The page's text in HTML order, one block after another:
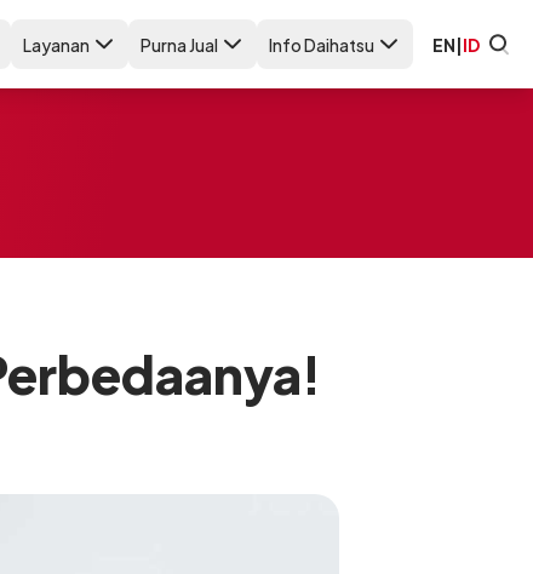
Layanan Purna Jual Info Daihatsu EN|ID